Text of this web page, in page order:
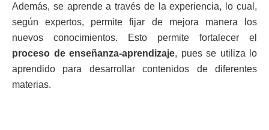
Además, se aprende a través de la experiencia, lo cual,
según expertos, permite fijar de mejora manera los
nuevos conocimientos. Esto permite fortalecer el
proceso de enseñanza-aprendizaje, pues se utiliza lo
aprendido para desarrollar contenidos de diferentes
materias.